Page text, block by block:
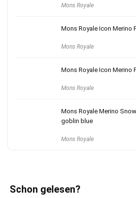
Mons Royale
Mons Royale Icon Merino
Mons Royale
Mons Royale Icon Merino
Mons Royale
Mons Royale Merino
goblin blue
Mons Royale
Schon gelesen?